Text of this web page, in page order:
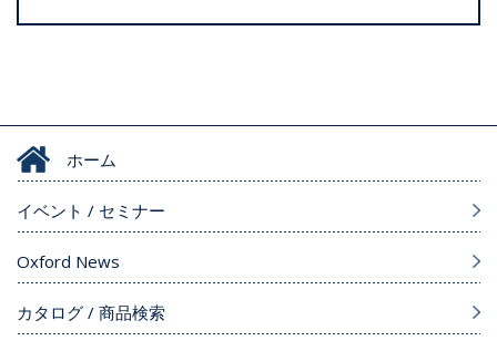
ホーム
イベント / セミナー
Oxford News
カタログ / 商品検索